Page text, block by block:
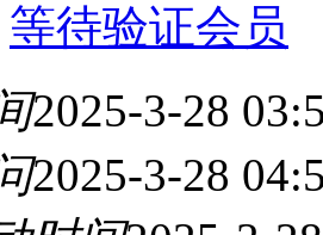
等待验证会员
2025-3-28
2025-3-28